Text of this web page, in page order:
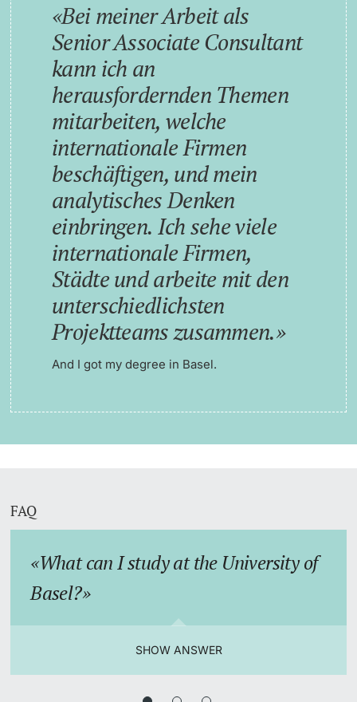
Bei meiner Arbeit als
Senior Associate Consultant
kann ich an
herausfordernden Themen
mitarbeiten, welche
internationale Firmen
beschäftigen, und mein
analytisches Denken
einbringen. Ich sehe viele
internationale Firmen,
Städte und arbeite mit den
unterschiedlichsten
Projektteams zusammen.
And I got my degree in Basel.
FAQ
What can I study at the University of
Basel?
SHOW ANSWER